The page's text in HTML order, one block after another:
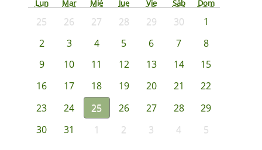
Lun Mar Mié Jue Vie Sáb Dom
25 26 27 28 29 30
1
2
3 4 5 6 7
8
9
10 11 12 13 14
15
16
17 18 19 20 21
22
23
24 25 26 27 28
29
30
31 1 2 3 4 5